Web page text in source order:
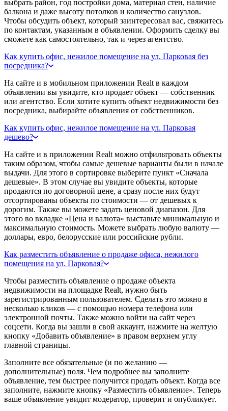
выбрать район, год постройки дома, материал стен, наличие
балкона и даже высоту потолков и количество санузлов.
Чтобы обсудить объект, который заинтересовал вас, свяжитесь
по контактам, указанным в объявлении. Оформить сделку вы
сможете как самостоятельно, так и через агентство.
Как купить офис, нежилое помещение на ул. Парковая без
посредника?
На сайте и в мобильном приложении Realt в каждом
объявлении вы увидите, кто продает объект — собственник
или агентство. Если хотите купить объект недвижимости без
посредника, выбирайте объявления от собственников.
Как купить офис, нежилое помещение на ул. Парковая
дешево?
На сайте и в приложении Realt можно отфильтровать объекты
таким образом, чтобы самые дешевые варианты были в начале
выдачи. Для этого в сортировке выберите пункт «Сначала
дешевые». В этом случае вы увидите объекты, которые
продаются по договорной цене, а сразу после них будут
отсортированы объекты по стоимости — от дешевых к
дорогим. Также вы можете задать ценовой диапазон. Для
этого во вкладке «Цена и валюта» выставьте минимальную и
максимальную стоимость. Можете выбрать любую валюту —
доллары, евро, белорусские или российские рубли.
Как разместить объявление о продаже офиса, нежилого
помещения на ул. Парковая?
Чтобы разместить объявление о продаже объекта
недвижимости на площадке Realt, нужно быть
зарегистрированным пользователем. Сделать это можно в
несколько кликов — с помощью номера телефона или
электронной почты. Также можно войти на сайт через
соцсети. Когда вы зашли в свой аккаунт, нажмите на желтую
кнопку «Добавить объявление» в правом верхнем углу
главной страницы.
Заполните все обязательные (и по желанию —
дополнительные) поля. Чем подробнее вы заполните
объявление, тем быстрее получится продать объект. Когда все
заполните, нажмите кнопку «Разместить объявление». Теперь
ваше объявление увидит модератор, проверит и опубликует.